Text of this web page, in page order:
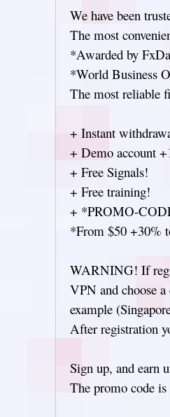
We have been
The most
*Awarded by
*World Business
The most reliable
+ Instant
+ Demo account
+ Free Signals!
+ Free training!
+ *PROMO-
*From $50 +30%
WARNING! If
VPN and choose
example
After registration
Sign up, and earn
The promo code